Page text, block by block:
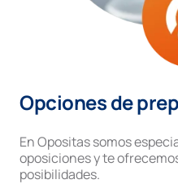
Opciones de
En Opositas somos
oposiciones y te
posibilidades.